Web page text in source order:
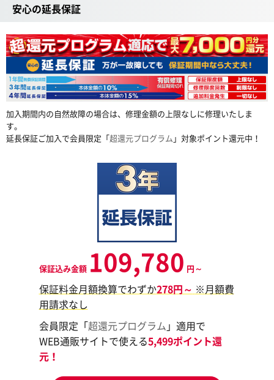
安心の延長保証
加入期間内の自然故障の場合は、修理金額の上限なしに修理いたしま
す。
延長保証ご加入で会員限定「超還元プログラム 」対象ポイント還元中！
保証込み金額 109,780 円～
保証料金月額換算でわずか278円～ ※月額費
用請求なし
会員限定「超還元プログラム 」適用で
WEB通販サイトで使える5,499ポイント還
元！